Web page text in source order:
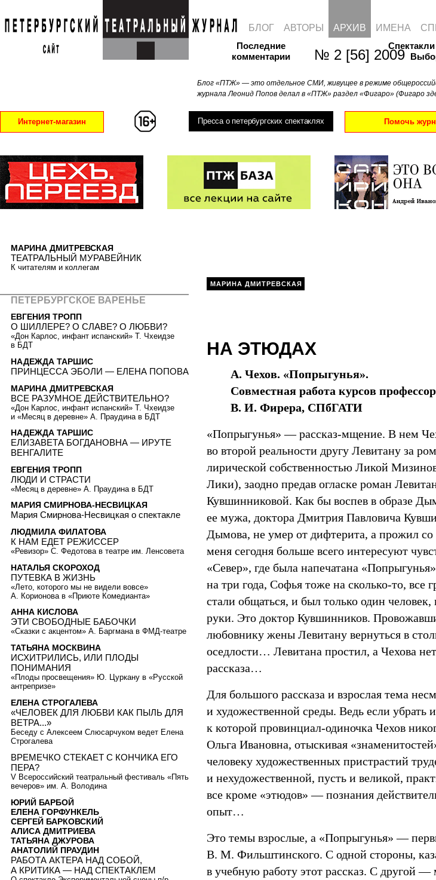
№ 2 [56] 2009
Последние
комментарии
Блог «ПТЖ» — это отдельное СМИ, живущее в режиме
журнала Леонид Попов делал в «ПТЖ» раздел «Фигаро» (Фигаро
Интернет-магазин Пресса о петербургских спектаклях Помочь
БЛОГ АВТОРЫ АРХИВ ИМЕНА
МАРИНА ДМИТРЕВСКАЯ
НА ЭТЮДАХ
А. Чехов. «Попрыгунья».
Совместная работа курсов
В. И. Фирера, СПбГАТИ
«Попрыгунья» — рассказ-мщение. В нем
во второй реальности другу Левитану за
лирической собственностью Ликой
Лики), заодно предав огласке роман
Кувшинниковой. Как бы воспев в образе
ее мужа, доктора Дмитрия Павловича
Дымова, не умер от дифтерита, а прожил
меня сегодня больше всего интересуют
«Север», где была напечатана
на три года, Софья тоже на сколько-то, все
стали общаться, и был только один
руки. Это доктор Кувшинников.
любовнику жены Левитану вернуться в
оседлости… Левитана простил, а Чехова
рассказа…
Для большого рассказа и взрослая тема
и художественной среды. Ведь если убрать
к которой провинциал-одиночка Чехов
Ольга Ивановна, отыскивая
человеку художественных пристрастий
и нехудожественной, пусть и великой,
все кроме «этюдов» — познания
опыт…
Это темы взрослые, а «Попрыгунья» —
В. М. Фильштинского. С одной стороны,
в учебную работу этот рассказ. С другой
МАРИНА ДМИТРЕВСКАЯ
ТЕАТРАЛЬНЫЙ МУРАВЕЙНИК
К читателям и коллегам
ПЕТЕРБУРГСКОЕ ВАРЕНЬЕ
ЕВГЕНИЯ ТРОПП
О ШИЛЛЕРЕ? О СЛАВЕ? О ЛЮБВИ?
«Дон Карлос, инфант испанский» Т. Чхеидзе
в БДТ
НАДЕЖДА ТАРШИС
ПРИНЦЕССА ЭБОЛИ — ЕЛЕНА ПОПОВА
МАРИНА ДМИТРЕВСКАЯ
ВСЕ РАЗУМНОЕ ДЕЙСТВИТЕЛЬНО?
«Дон Карлос, инфант испанский» Т. Чхеидзе
и «Месяц в деревне» А. Праудина в БДТ
НАДЕЖДА ТАРШИС
ЕЛИЗАВЕТА БОГДАНОВНА — ИРУТЕ
ВЕНГАЛИТЕ
ЕВГЕНИЯ ТРОПП
ЛЮДИ И СТРАСТИ
«Месяц в деревне» А. Праудина в БДТ
МАРИЯ СМИРНОВА-НЕСВИЦКАЯ
Мария Смирнова-Несвицкая о спектакле
ЛЮДМИЛА ФИЛАТОВА
К НАМ ЕДЕТ РЕЖИССЕР
«Ревизор» С. Федотова в театре им. Ленсовета
НАТАЛЬЯ СКОРОХОД
ПУТЕВКА В ЖИЗНЬ
«Лето, которого мы не видели вовсе»
А. Корионова в «Приюте Комедианта»
АННА КИСЛОВА
ЭТИ СВОБОДНЫЕ БАБОЧКИ
«Сказки с акцентом» А. Баргмана в ФМД-театре
ТАТЬЯНА МОСКВИНА
ИСХИТРИЛИСЬ, ИЛИ ПЛОДЫ
ПОНИМАНИЯ
«Плоды просвещения» Ю. Цуркану в «Русской
антрепризе»
ЕЛЕНА СТРОГАЛЕВА
«ЧЕЛОВЕК ДЛЯ ЛЮБВИ КАК ПЫЛЬ ДЛЯ
ВЕТРА...»
Беседу с Алексеем Слюсарчуком ведет Елена
Строгалева
ВРЕМЕЧКО СТЕКАЕТ С КОНЧИКА ЕГО
ПЕРА?
V Всероссийский театральный фестиваль «Пять
вечеров» им. А. Володина
ЮРИЙ БАРБОЙ
ЕЛЕНА ГОРФУНКЕЛЬ
СЕРГЕЙ БАРКОВСКИЙ
АЛИСА ДМИТРИЕВА
ТАТЬЯНА ДЖУРОВА
АНАТОЛИЙ ПРАУДИН
РАБОТА АКТЕРА НАД СОБОЙ,
А КРИТИКА — НАД СПЕКТАКЛЕМ